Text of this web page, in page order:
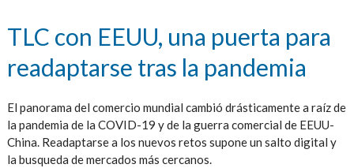
TLC con EEUU, una puerta para
readaptarse tras la pandemia
El panorama del comercio mundial cambió drásticamente a raíz de
la pandemia de la COVID-19 y de la guerra comercial de EEUU-
China. Readaptarse a los nuevos retos supone un salto digital y
la busqueda de mercados más cercanos.